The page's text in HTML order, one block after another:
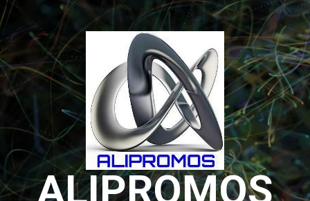
Saltar
al
contenido
ALIPROMOS